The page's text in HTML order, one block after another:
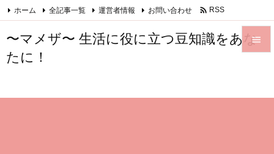
〜マメザ〜 生活に役に立つ豆知識をあな
たに！


ホーム 全記事一覧 運営者情報 お問い合わせ  RSS